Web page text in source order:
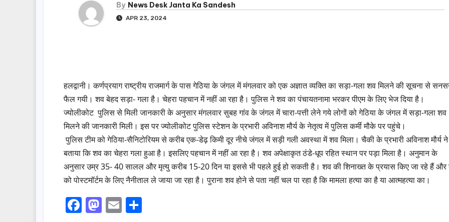
By News Desk Janta Ka Sandesh
APR 23, 2024
हलद्वानी। कर्णप्रयाग राष्ट्रीय राजमार्ग के पास गेठिया के जंगल में मंगलवार को एक अज्ञात व्यक्ति का सड़ा-गला शव मिलने की सूचना से
फैल गयी। शव बेहद सड़ा- गला है। चेहरा पहचान में नहीं आ रहा है। पुलिस ने शव का पंचायतनामा भरकर पीएम के लिए भेज दिया है।
ज्योलीकोट पुलिस से मिली जानकारी के अनुसार मंगलवार सुबह गांव के जंगल में चारा-पत्ती लेने गये लोगों को गेठिया के जंगल में सड़ा-गला शव
मिलने की जानकारी मिली। इस पर ज्योलीकोट पुलिस स्टेशन के प्रभारी अविनाश मौर्य के नेतृत्व में पुलिस कर्मी मौके पर पहुंचे।
पुलिस टीम को गेठिया-सैनिटोरियम से करीब एक-डेढ़ किमी दूर नीचे जंगल में सड़ी गली अवस्था में शव मिला। चैकी के प्रभारी अविनाश मौर्य ने
बताया कि शव का चेहरा गला हुआ है। इसलिए पहचान में नहीं आ रहा है। शव अपेक्षाकृत ठंडे-धूप रहित स्थान पर पड़ा मिला है। अनुमान के
अनुसार उम्र 35- 40 सालल और मृत्यु करीब 15-20 दिन या इससे भी पहले हुई हो सकती है। शव की शिनाख्त के प्रयास किए जा रहे हैं
को पोस्टमॉर्टम के लिए नैनीताल ले जाया जा रहा है। पुराना शव होने से पता नहीं चल पा रहा है कि मामला हत्या का है या आत्महत्या का।
F
M E